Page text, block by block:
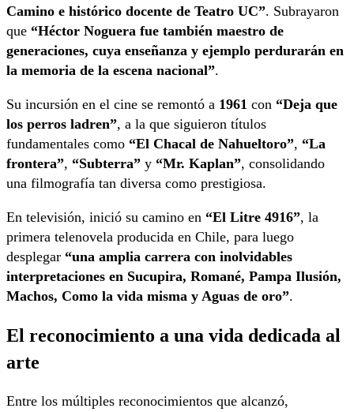
Camino e histórico docente de Teatro UC”. Subrayaron
que “Héctor Noguera fue también maestro de
generaciones, cuya enseñanza y ejemplo perdurarán en
la memoria de la escena nacional”.
Su incursión en el cine se remontó a 1961 con “Deja que
los perros ladren”, a la que siguieron títulos
fundamentales como “El Chacal de Nahueltoro”, “La
frontera”, “Subterra” y “Mr. Kaplan”, consolidando
una filmografía tan diversa como prestigiosa.
En televisión, inició su camino en “El Litre 4916”, la
primera telenovela producida en Chile, para luego
desplegar “una amplia carrera con inolvidables
interpretaciones en Sucupira, Romané, Pampa Ilusión,
Machos, Como la vida misma y Aguas de oro”.
El reconocimiento a una vida dedicada al
arte
Entre los múltiples reconocimientos que alcanzó,